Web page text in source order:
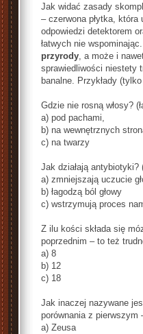
Jak widać zasady
– czerwona płytka,
odpowiedzi detektorem
łatwych nie
przyrody, a może i
sprawiedliwości niestety
banalne. Przykłady
Gdzie nie rosną włosy?
a) pod pachami,
b) na wewnętrznych
c) na twarzy
Jak działają antybiotyki?
a) zmniejszają uczucie
b) łagodzą ból głowy
c) wstrzymują proces
Z ilu kości składa się
poprzednim – to też
a) 8
b) 12
c) 18
Jak inaczej nazywane
porównania z pierwszym
a) Zeusa